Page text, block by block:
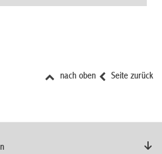
Seite zurück
nach oben